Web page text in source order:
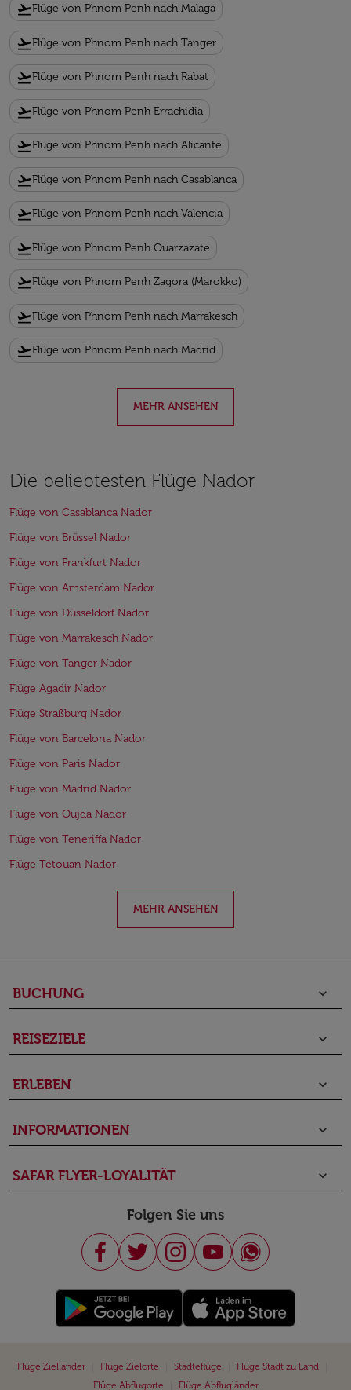
flight_takeoffFlüge von Phnom Penh nach Malaga
flight_takeoffFlüge von Phnom Penh nach Tanger
flight_takeoffFlüge von Phnom Penh nach Rabat
flight_takeoffFlüge von Phnom Penh Errachidia
flight_takeoffFlüge von Phnom Penh nach Alicante
flight_takeoffFlüge von Phnom Penh nach Casablanca
flight_takeoffFlüge von Phnom Penh nach Valencia
flight_takeoffFlüge von Phnom Penh Ouarzazate
flight_takeoffFlüge von Phnom Penh Zagora (Marokko)
flight_takeoffFlüge von Phnom Penh nach Marrakesch
flight_takeoffFlüge von Phnom Penh nach Madrid
MEHR ANSEHEN
Die beliebtesten Flüge Nador
Flüge von Casablanca Nador
Flüge von Brüssel Nador
Flüge von Frankfurt Nador
Flüge von Amsterdam Nador
Flüge von Düsseldorf Nador
Flüge von Marrakesch Nador
Flüge von Tanger Nador
Flüge Agadir Nador
Flüge Straßburg Nador
Flüge von Barcelona Nador
Flüge von Paris Nador
Flüge von Madrid Nador
Flüge von Oujda Nador
Flüge von Teneriffa Nador
Flüge Tétouan Nador
MEHR ANSEHEN
BUCHUNG keyboard_arrow_down
REISEZIELE keyboard_arrow_down
ERLEBEN keyboard_arrow_down
INFORMATIONEN keyboard_arrow_down
SAFAR FLYER-LOYALITÄT keyboard_arrow_down
Folgen Sie uns
Flüge Zielländer Flüge Zielorte Städteflüge Flüge Stadt zu Land
Flüge Abflugorte
Flüge Abflugländer